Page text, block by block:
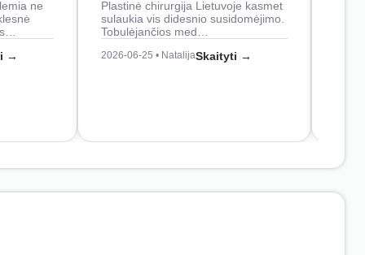
ne
→
Plastinė chirurgija Lietuvoje kasmet
sulaukia vis didesnio susidomėjimo.
Tobulėjančios med…
2026-06-25 • NatalijaSkaityti →